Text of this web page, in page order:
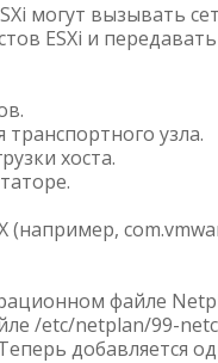
могут вызывать
ESXi и
узла.
хоста.
файле
/etc/netplan/99-
добавляется